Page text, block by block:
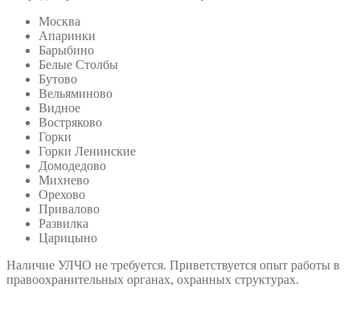
Москва
Апаринки
Барыбино
Белые Столбы
Бутово
Вельяминово
Видное
Востряково
Горки
Горки Ленинские
Домодедово
Михнево
Орехово
Привалово
Развилка
Царицыно
Наличие УЛЧО не требуется. Приветствуется опыт работы в
правоохранительных органах, охранных структурах.